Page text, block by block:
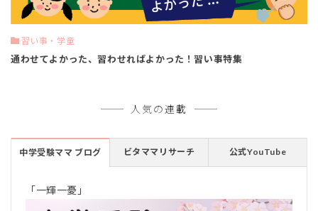
習い事・学童
通わせてよかった、習わせればよかった！習い事特集
人気の連載
中学受験ママ ブログ ビタママリサーチ 公式YouTube
「一輝一憂」